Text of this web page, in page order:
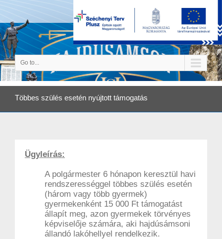
Go to...
Többes szülés esetén nyújtott támogatás
Ügyleírás:
A polgármester 6 hónapon keresztül havi
rendszerességgel többes szülés esetén
(három vagy több gyermek)
gyermekenként 15 000 Ft támogatást
állapít meg, azon gyermekek törvényes
képviselője számára, aki hajdúsámsoni
állandó lakóhellyel rendelkezik.